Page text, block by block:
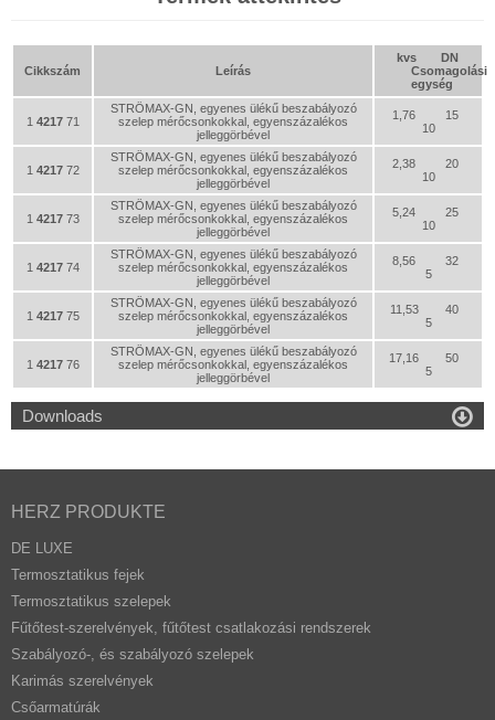
Cikkszám Leírás
kvs
DN
Csomagolási
egység
1 421771
STRÖMAX-GN, egyenes ülékű beszabályozó
szelep mérőcsonkokkal, egyenszázalékos
jelleggörbével
1,76
15
10
1 421772
STRÖMAX-GN, egyenes ülékű beszabályozó
szelep mérőcsonkokkal, egyenszázalékos
jelleggörbével
2,38
20
10
1 421773
STRÖMAX-GN, egyenes ülékű beszabályozó
szelep mérőcsonkokkal, egyenszázalékos
jelleggörbével
5,24
25
10
1 421774
STRÖMAX-GN, egyenes ülékű beszabályozó
szelep mérőcsonkokkal, egyenszázalékos
jelleggörbével
8,56
32
5
1 421775
STRÖMAX-GN, egyenes ülékű beszabályozó
szelep mérőcsonkokkal, egyenszázalékos
jelleggörbével
11,53
40
5
1 421776
STRÖMAX-GN, egyenes ülékű beszabályozó
szelep mérőcsonkokkal, egyenszázalékos
jelleggörbével
17,16
50
5
Downloads 
HERZ PRODUKTE
DE LUXE
Termosztatikus fejek
Termosztatikus szelepek
Fűtőtest-szerelvények, fűtőtest csatlakozási rendszerek
Szabályozó-, és szabályozó szelepek
Karimás szerelvények
Csőarmatúrák